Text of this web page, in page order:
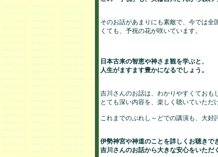
そのお話があまりにも素敵で、今では全
くても、予祝の花が咲いています。
日本古来の智恵や神さま観を学ぶと、
人生がますます豊かになるでしょう。
吉川さんのお話は、わかりやすくておも
とても深い内容を、楽しく聴いていただ
これまでのぷれし～どでの講演も、大好
伊勢神宮や神道のことを詳しくお聴きで
吉川さんのお話から大きな安心をいただ